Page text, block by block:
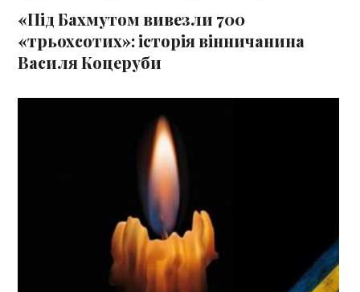
«Під Бахмутом вивезли 700
«трьохсотих»: історія вінничанина
Василя Коцеруби